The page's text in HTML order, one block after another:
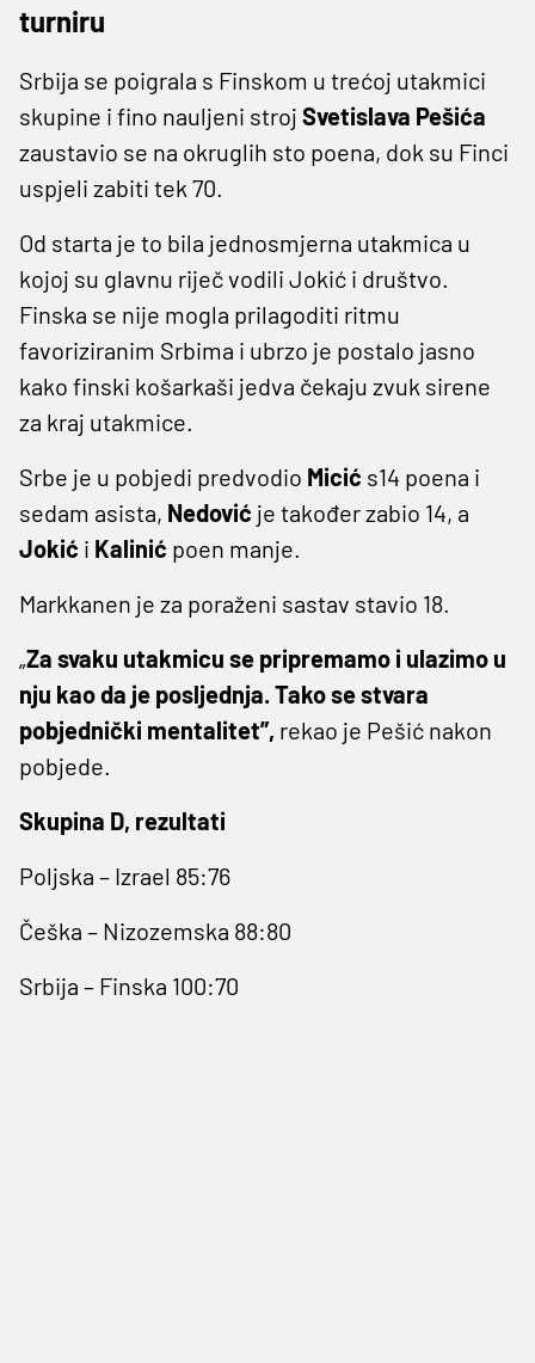
turniru
Srbija se poigrala s Finskom u trećoj utakmici
skupine i fino nauljeni stroj Svetislava Pešića
zaustavio se na okruglih sto poena, dok su Finci
uspjeli zabiti tek 70.
Od starta je to bila jednosmjerna utakmica u
kojoj su glavnu riječ vodili Jokić i društvo.
Finska se nije mogla prilagoditi ritmu
favoriziranim Srbima i ubrzo je postalo jasno
kako finski košarkaši jedva čekaju zvuk sirene
za kraj utakmice.
Srbe je u pobjedi predvodio Micić s14 poena i
sedam asista, Nedović je također zabio 14, a
Jokić i Kalinić poen manje.
Markkanen je za poraženi sastav stavio 18.
„Za svaku utakmicu se pripremamo i ulazimo u
nju kao da je posljednja. Tako se stvara
pobjednički mentalitet”, rekao je Pešić nakon
pobjede.
Skupina D, rezultati
Poljska – Izrael 85:76
Češka – Nizozemska 88:80
Srbija – Finska 100:70